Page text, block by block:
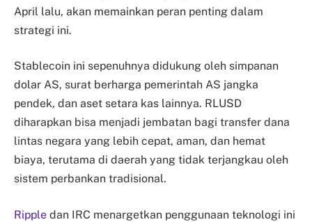
April lalu, akan memainkan peran penting dalam
strategi ini.
Stablecoin ini sepenuhnya didukung oleh simpanan
dolar AS, surat berharga pemerintah AS jangka
pendek, dan aset setara kas lainnya. RLUSD
diharapkan bisa menjadi jembatan bagi transfer dana
lintas negara yang lebih cepat, aman, dan hemat
biaya, terutama di daerah yang tidak terjangkau oleh
sistem perbankan tradisional.
Ripple dan IRC menargetkan penggunaan teknologi ini